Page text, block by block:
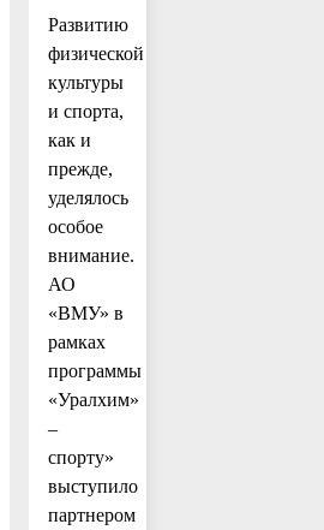
Развитию
физической
культуры
и спорта,
как и
прежде,
уделялось
особое
внимание.
АО
«ВМУ» в
рамках
программы
«Уралхим»
–
спорту»
выступило
партнером